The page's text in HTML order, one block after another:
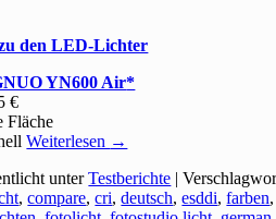
den LED-Lichter
YN600 Air
€
Fläche
Weiterlesen →
unter Testberichte |
,compare,cri,deutsch,esddi,farben